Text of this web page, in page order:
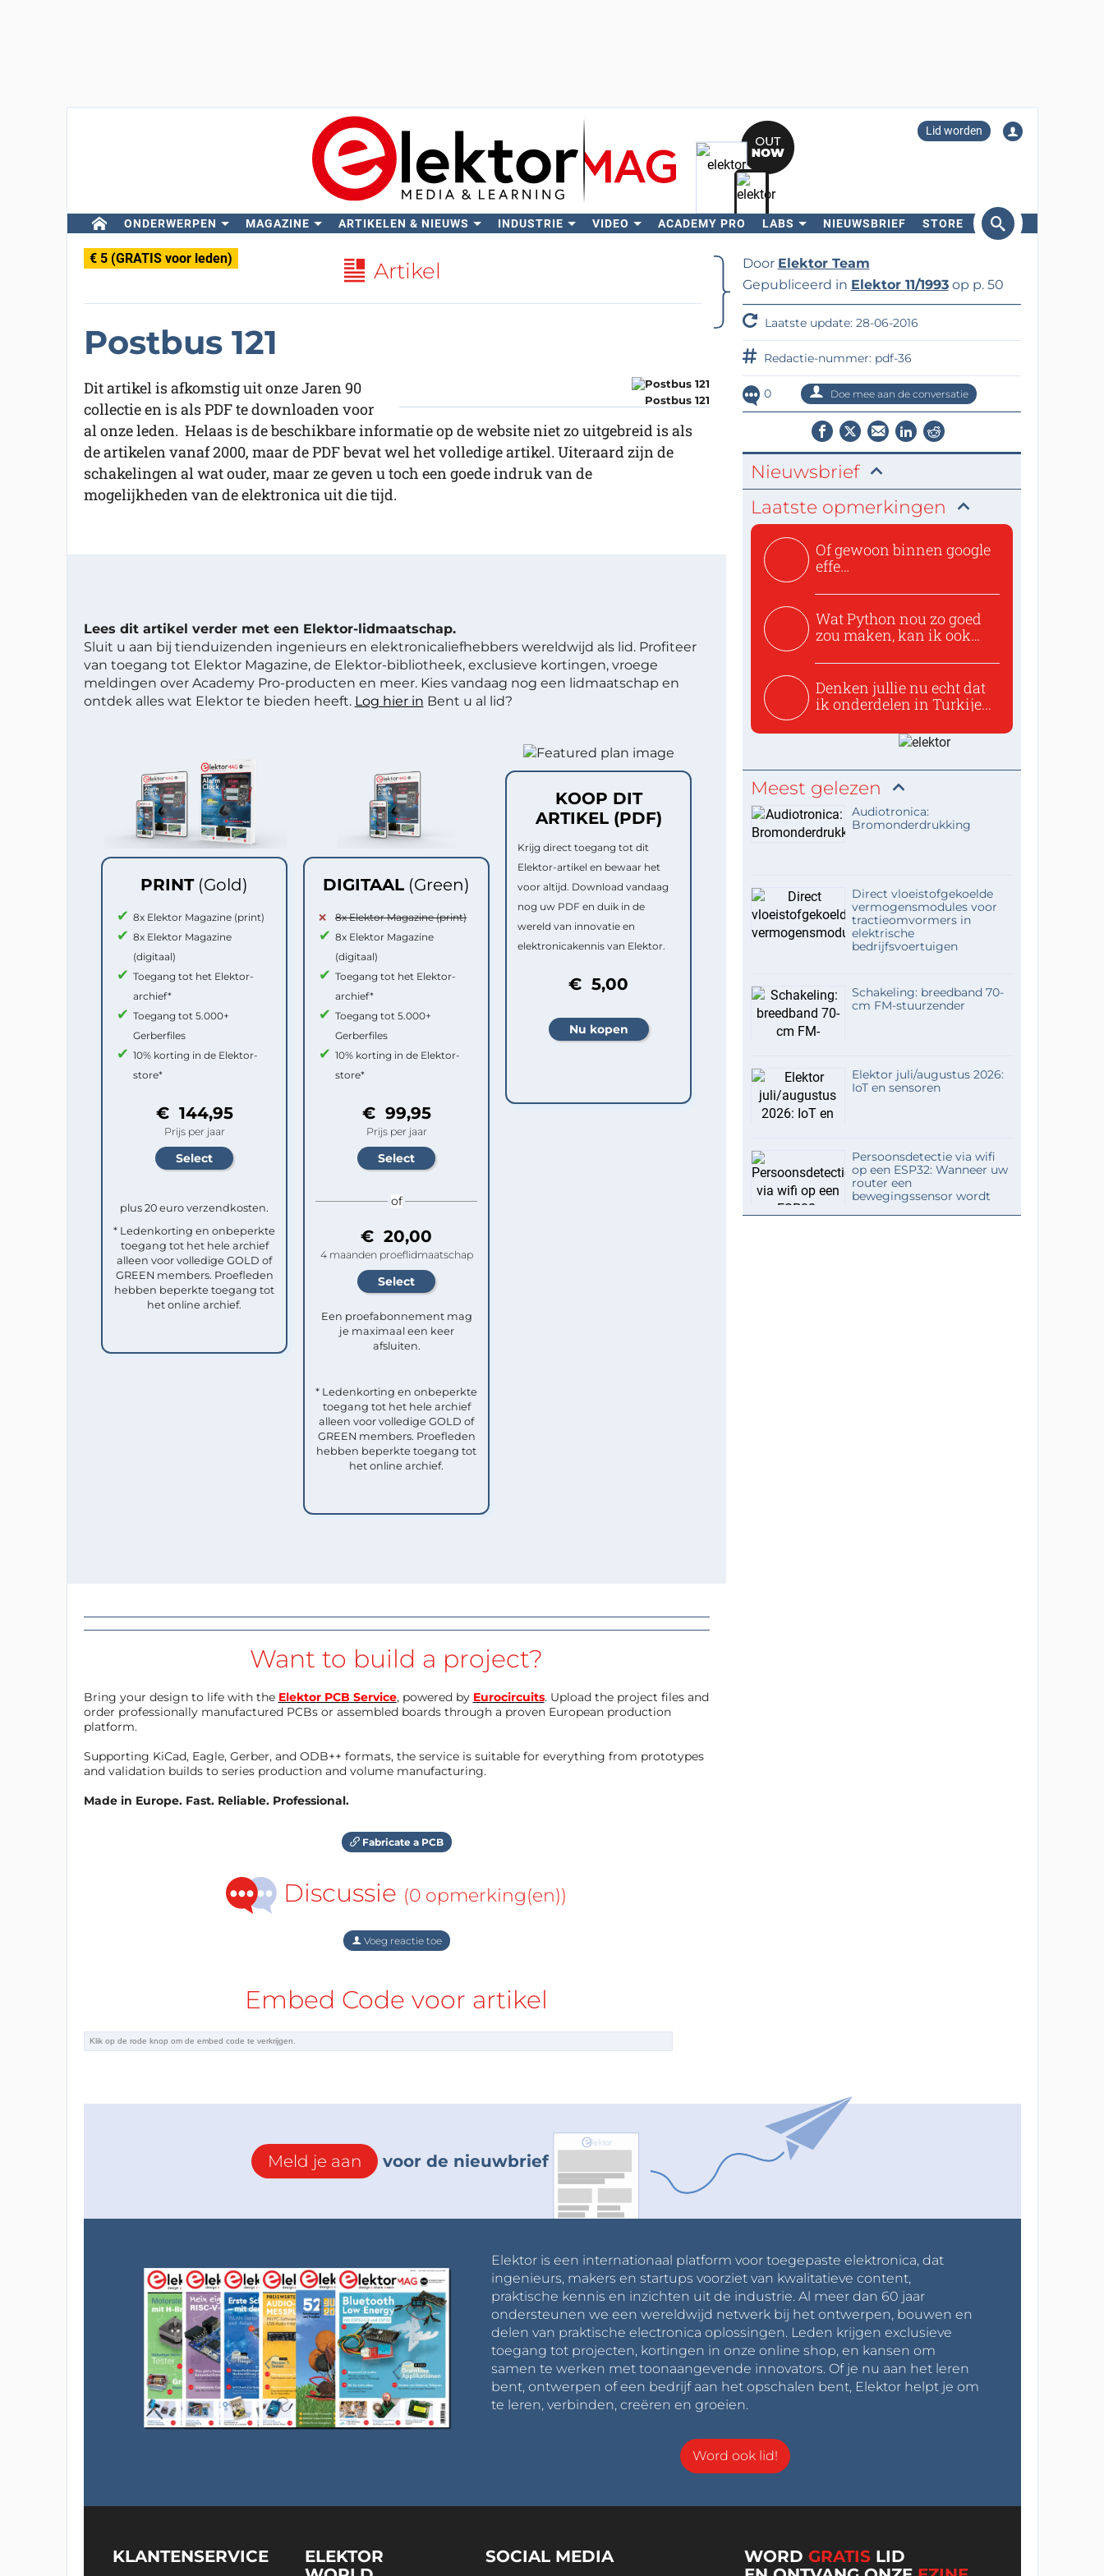
Lid worden
ONDERWERPEN MAGAZINE ARTIKELEN & NIEUWS INDUSTRIE VIDEO ACADEMY PRO LABS NIEUWSBRIEF STORE
€ 5 (GRATIS voor leden) Artikel
Postbus 121
Postbus 121
Dit artikel is afkomstig uit onze Jaren 90
collectie en is als PDF te downloaden voor
al onze leden. Helaas is de beschikbare informatie op de website niet zo uitgebreid is als
de artikelen vanaf 2000, maar de PDF bevat wel het volledige artikel. Uiteraard zijn de
schakelingen al wat ouder, maar ze geven u toch een goede indruk van de
mogelijkheden van de elektronica uit die tijd.
Lees dit artikel verder met een Elektor-lidmaatschap.
Sluit u aan bij tienduizenden ingenieurs en elektronicaliefhebbers wereldwijd als lid. Profiteer
van toegang tot Elektor Magazine, de Elektor-bibliotheek, exclusieve kortingen, vroege
meldingen over Academy Pro-producten en meer. Kies vandaag nog een lidmaatschap en
ontdek alles wat Elektor te bieden heeft. Log hier in Bent u al lid?
PRINT (Gold)
8x Elektor Magazine (print)
8x Elektor Magazine
(digitaal)
Toegang tot het Elektor-
archief*
Toegang tot 5.000+
Gerberfiles
10% korting in de Elektor-
store*
€ 144,95
Prijs per jaar
plus 20 euro verzendkosten.
* Ledenkorting en onbeperkte
toegang tot het hele archief
alleen voor volledige GOLD of
GREEN members. Proefleden
hebben beperkte toegang tot
het online archief.
DIGITAAL (Green)
8x Elektor Magazine (print)
8x Elektor Magazine
(digitaal)
Toegang tot het Elektor-
archief*
Toegang tot 5.000+
Gerberfiles
10% korting in de Elektor-
store*
€ 99,95
Prijs per jaar
of
€ 20,00
4 maanden proeflidmaatschap
Een proefabonnement mag
je maximaal een keer
afsluiten.
* Ledenkorting en onbeperkte
toegang tot het hele archief
alleen voor volledige GOLD of
GREEN members. Proefleden
hebben beperkte toegang tot
het online archief.
KOOP DIT
ARTIKEL (PDF)
Krijg direct toegang tot dit
Elektor-artikel en bewaar het
voor altijd. Download vandaag
nog uw PDF en duik in de
wereld van innovatie en
elektronicakennis van Elektor.
€ 5,00
Want to build a project?
Bring your design to life with the Elektor PCB Service, powered by Eurocircuits. Upload the project files and
order professionally manufactured PCBs or assembled boards through a proven European production
platform.
Supporting KiCad, Eagle, Gerber, and ODB++ formats, the service is suitable for everything from prototypes
and validation builds to series production and volume manufacturing.
Made in Europe. Fast. Reliable. Professional.
Fabricate a PCB
Discussie (0 opmerking(en))
Voeg reactie toe
Embed Code voor artikel
Door Elektor Team
Gepubliceerd in Elektor 11/1993op p. 50
Laatste update: 28-06-2016
Redactie-nummer: pdf-36
0 Doe mee aan de conversatie
Nieuwsbrief
Laatste opmerkingen
Of gewoon binnen google
effe
Wat Python nou zo goed
zou maken, kan ik ook
Denken jullie nu echt dat
ik onderdelen in Turkije...
Meest gelezen
Audiotronica:
Bromonderdrukking
Direct vloeistofgekoelde
vermogensmodules voor
tractieomvormers in
elektrische
bedrijfsvoertuigen
Schakeling: breedband 70-
cm FM-stuurzender
Elektor juli/augustus 2026:
IoT en sensoren
Persoonsdetectie via wifi
op een ESP32: Wanneer uw
router een
bewegingssensor wordt
Meld je aan voor de nieuwbrief
Elektor is een internationaal platform voor toegepaste elektronica, dat
ingenieurs, makers en startups voorziet van kwalitatieve content,
praktische kennis en inzichten uit de industrie. Al meer dan 60 jaar
ondersteunen we een wereldwijd netwerk bij het ontwerpen, bouwen en
delen van praktische electronica oplossingen. Leden krijgen exclusieve
toegang tot projecten, kortingen in onze online shop, en kansen om
samen te werken met toonaangevende innovators. Of je nu aan het leren
bent, ontwerpen of een bedrijf aan het opschalen bent, Elektor helpt je om
te leren, verbinden, creëren en groeien.
Word ook lid!
KLANTENSERVICE
ELEKTOR
SOCIAL MEDIA WORDGRATIS LID